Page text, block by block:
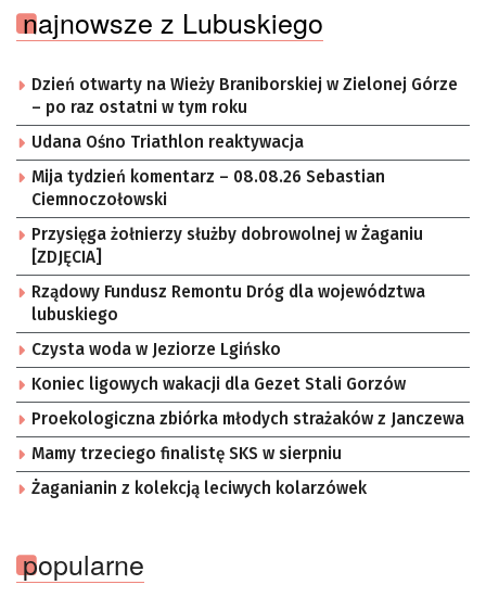
najnowsze z Lubuskiego
Dzień otwarty na Wieży Braniborskiej w Zielonej Górze
– po raz ostatni w tym roku
Udana Ośno Triathlon reaktywacja
Mija tydzień komentarz – 08.08.26 Sebastian
Ciemnoczołowski
Przysięga żołnierzy służby dobrowolnej w Żaganiu
[ZDJĘCIA]
Rządowy Fundusz Remontu Dróg dla województwa
lubuskiego
Czysta woda w Jeziorze Lgińsko
Koniec ligowych wakacji dla Gezet Stali Gorzów
Proekologiczna zbiórka młodych strażaków z Janczewa
Mamy trzeciego finalistę SKS w sierpniu
Żaganianin z kolekcją leciwych kolarzówek
popularne